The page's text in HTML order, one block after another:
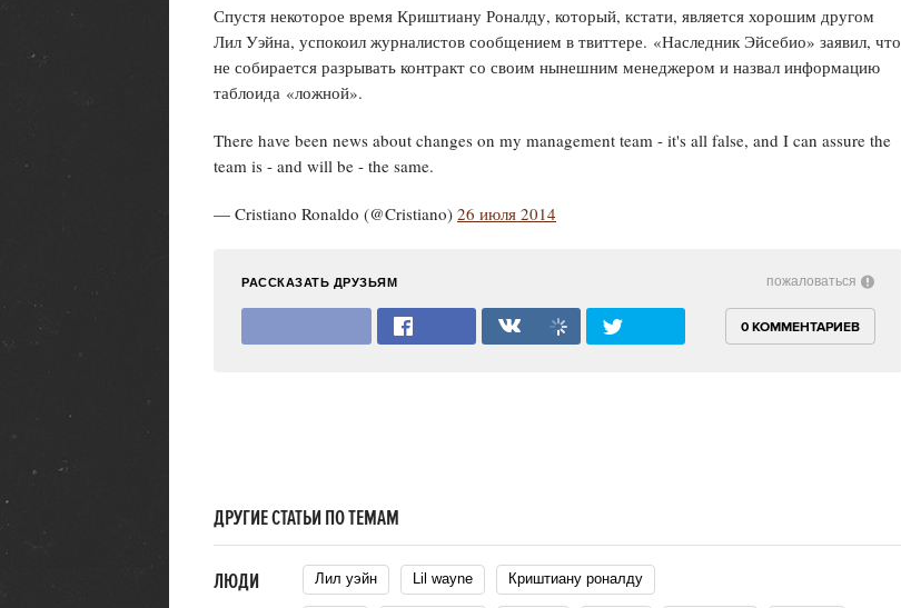
Спустя некоторое время Криштиану Роналду, который, кстати, является хорошим другом
Лил Уэйна, успокоил журналистов сообщением в твиттере. «Наследник Эйсебио» заявил, что
не собирается разрывать контракт со своим нынешним менеджером и назвал информацию
таблоида «ложной».
There have been news about changes on my management team - it's all false, and I can assure the
team is - and will be - the same.
— Cristiano Ronaldo (@Cristiano) 26 июля 2014
РАССКАЗАТЬ ДРУЗЬЯМ
0 КОММЕНТАРИЕВ
пожаловаться
ДРУГИЕ СТАТЬИ ПО ТЕМАМ
ЛЮДИ Лил уэйн Lil wayne Криштиану роналду